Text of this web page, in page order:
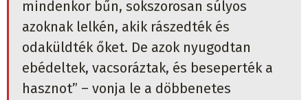
mindenkor bűn, sokszorosan súlyos
azoknak lelkén, akik rászedték és
odaküldték őket. De azok nyugodtan
ebédeltek, vacsoráztak, és beseperték a
hasznot” – vonja le a döbbenetes